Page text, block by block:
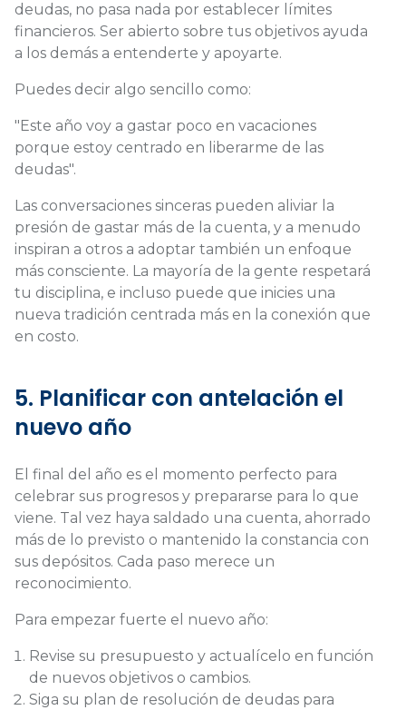
deudas, no pasa nada por establecer límites
financieros. Ser abierto sobre tus objetivos ayuda
a los demás a entenderte y apoyarte.
Puedes decir algo sencillo como:
"Este año voy a gastar poco en vacaciones
porque estoy centrado en liberarme de las
deudas".
Las conversaciones sinceras pueden aliviar la
presión de gastar más de la cuenta, y a menudo
inspiran a otros a adoptar también un enfoque
más consciente. La mayoría de la gente respetará
tu disciplina, e incluso puede que inicies una
nueva tradición centrada más en la conexión que
en costo.
5. Planificar con antelación el
nuevo año
El final del año es el momento perfecto para
celebrar sus progresos y prepararse para lo que
viene. Tal vez haya saldado una cuenta, ahorrado
más de lo previsto o mantenido la constancia con
sus depósitos. Cada paso merece un
reconocimiento.
Para empezar fuerte el nuevo año:
Revise su presupuesto y actualícelo en función
de nuevos objetivos o cambios.
Siga su plan de resolución de deudas para